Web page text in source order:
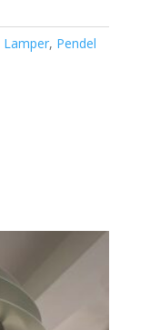
Lamper, Pendel